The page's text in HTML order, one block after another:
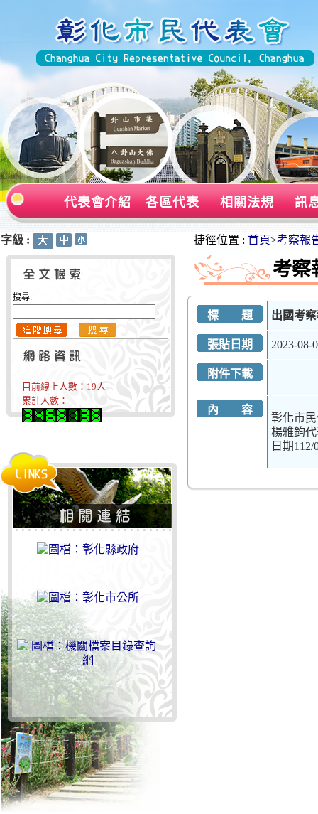
代表會介紹 各區代表 相關法規 訊
字級 :
搜尋:
目前線上人數： 19人
累計人數：
捷徑位置 : 首頁>考察報
考察
標 題 出國考
張貼日期 2023-08-
附件下載
內 容
彰化市
楊雅鈞代
日期112/